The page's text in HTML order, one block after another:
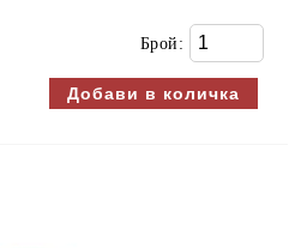
Брой: